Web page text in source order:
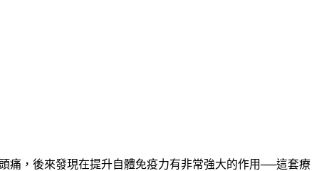
痛，後來發現在提升自體免疫力有非常強大的作用──這套療